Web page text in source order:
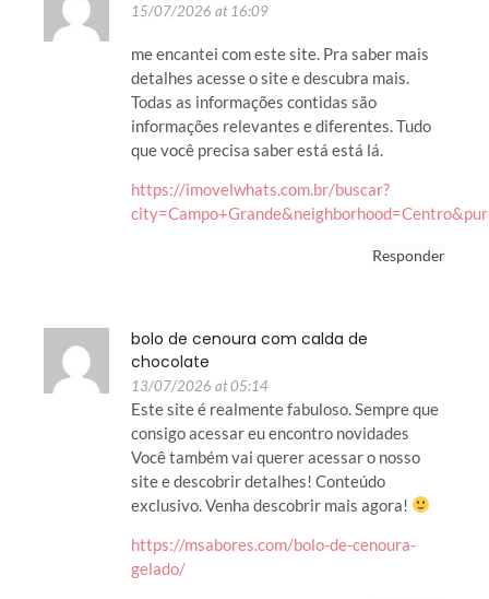
15/07/2026 at 16:09
me encantei com este site. Pra saber mais
detalhes acesse o site e descubra mais.
Todas as informações contidas são
informações relevantes e diferentes. Tudo
que você precisa saber está está lá.
https://imovelwhats.com.br/buscar?
Responder
bolo de cenoura com calda de
chocolate
13/07/2026 at 05:14
Este site é realmente fabuloso. Sempre que
consigo acessar eu encontro novidades
Você também vai querer acessar o nosso
site e descobrir detalhes! Conteúdo
exclusivo. Venha descobrir mais agora!
https://msabores.com/bolo-de-cenoura-
gelado/